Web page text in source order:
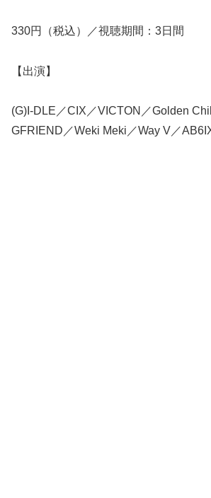
330円（税込）／視聴期間：3日間
【出演】
(G)I-DLE／CIX／VICTON／Golden
GFRIEND／Weki Meki／Way V／